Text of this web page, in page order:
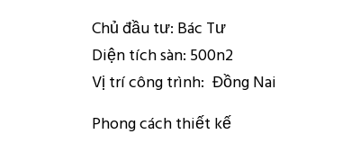
Chủ đầu tư: Bác Tư
Diện tích sàn: 500n2
Vị trí công trình: Đồng Nai
Phong cách thiết kế